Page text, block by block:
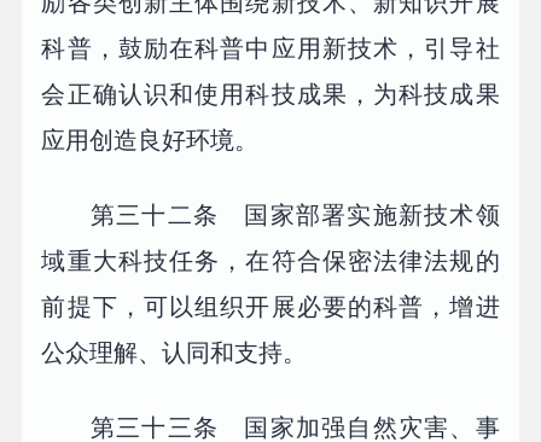
科普，鼓励在科普中应用新技术，引导社
会正确认识和使用科技成果，为科技成果
应用创造良好环境。
第三十二条 国家部署实施新技术领
域重大科技任务，在符合保密法律法规的
前提下，可以组织开展必要的科普，增进
公众理解、认同和支持。
第三十三条 国家加强自然灾害、事